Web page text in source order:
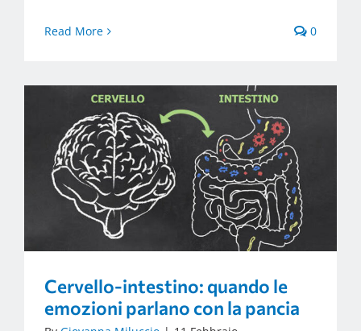
Read More 0
Cervello-intestino: quando le
emozioni parlano con la pancia